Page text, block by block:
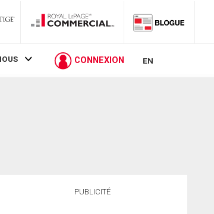
CONNEXION EN
PUBLICITÉ